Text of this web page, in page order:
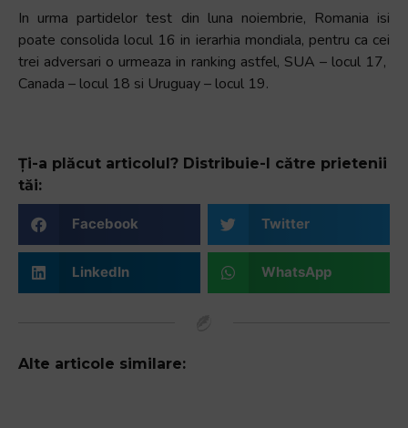
In urma partidelor test din luna noiembrie, Romania isi
poate consolida locul 16 in ierarhia mondiala, pentru ca cei
trei adversari o urmeaza in ranking astfel, SUA – locul 17,
Canada – locul 18 si Uruguay – locul 19.
Ți-a plăcut articolul? Distribuie-l către prietenii
tăi:
Facebook Twitter
LinkedIn WhatsApp
Alte articole similare: